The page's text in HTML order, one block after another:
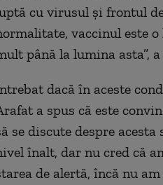
cu virusul și frontul
vaccinul este
până la lumina asta”,
dacă în aceste
a spus că este
se discute despre
înalt, dar nu cred că
de alertă, încă nu